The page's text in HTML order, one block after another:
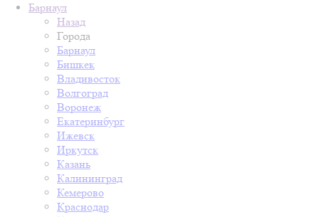
Барнаул
Назад
Города
Барнаул
Бишкек
Владивосток
Волгоград
Воронеж
Екатеринбург
Ижевск
Иркутск
Казань
Калининград
Кемерово
Краснодар